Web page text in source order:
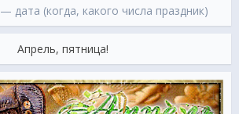
— дата (когда, какого числа праздник)
Апрель, пятница!